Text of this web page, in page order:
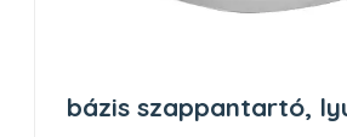
bázis szappantartó,